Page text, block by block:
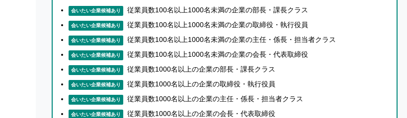
会いたい企業候補あり 従業員数100名以上1000名未満の企業の部長・課長クラス
会いたい企業候補あり 従業員数100名以上1000名未満の企業の取締役・執行役員
会いたい企業候補あり 従業員数100名以上1000名未満の企業の主任・係長・担当者クラス
会いたい企業候補あり 従業員数100名以上1000名未満の企業の会長・代表取締役
会いたい企業候補あり 従業員数1000名以上の企業の部長・課長クラス
会いたい企業候補あり 従業員数1000名以上の企業の取締役・執行役員
会いたい企業候補あり 従業員数1000名以上の企業の主任・係長・担当者クラス
会いたい企業候補あり
従業員数1000名以上の企業の会長・代表取締役